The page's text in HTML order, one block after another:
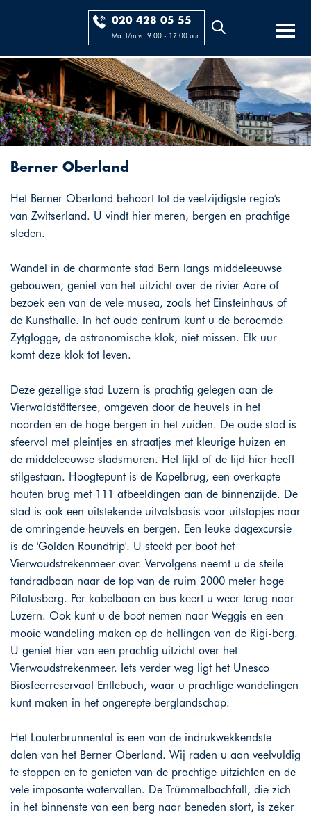
020 428 05 55
Ma. t/m vr. 9.00 - 17.00 uur
Berner Oberland
Het Berner Oberland behoort tot de veelzijdigste regio's
van Zwitserland. U vindt hier meren, bergen en prachtige
steden.
Wandel in de charmante stad Bern langs middeleeuwse
gebouwen, geniet van het uitzicht over de rivier Aare of
bezoek een van de vele musea, zoals het Einsteinhaus of
de Kunsthalle. In het oude centrum kunt u de beroemde
Zytglogge, de astronomische klok, niet missen. Elk uur
komt deze klok tot leven.
Deze gezellige stad Luzern is prachtig gelegen aan de
Vierwaldstättersee, omgeven door de heuvels in het
noorden en de hoge bergen in het zuiden. De oude stad is
sfeervol met pleintjes en straatjes met kleurige huizen en
de middeleeuwse stadsmuren. Het lijkt of de tijd hier heeft
stilgestaan. Hoogtepunt is de Kapelbrug, een overkapte
houten brug met 111 afbeeldingen aan de binnenzijde. De
stad is ook een uitstekende uitvalsbasis voor uitstapjes naar
de omringende heuvels en bergen. Een leuke dagexcursie
is de 'Golden Roundtrip'. U steekt per boot het
Vierwoudstrekenmeer over. Vervolgens neemt u de steile
tandradbaan naar de top van de ruim 2000 meter hoge
Pilatusberg. Per kabelbaan en bus keert u weer terug naar
Luzern. Ook kunt u de boot nemen naar Weggis en een
mooie wandeling maken op de hellingen van de Rigi-berg.
U geniet hier van een prachtig uitzicht over het
Vierwoudstrekenmeer. Iets verder weg ligt het Unesco
Biosfeerreservaat Entlebuch, waar u prachtige wandelingen
kunt maken in het ongerepte berglandschap.
Het Lauterbrunnental is een van de indrukwekkendste
dalen van het Berner Oberland. Wij raden u aan veelvuldig
te stoppen en te genieten van de prachtige uitzichten en de
vele imposante watervallen. De Trümmelbachfall, die zich
in het binnenste van een berg naar beneden stort, is zeker